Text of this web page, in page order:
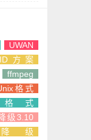
UWAN
方案
ffmpeg
格式
格式
级3.10
级